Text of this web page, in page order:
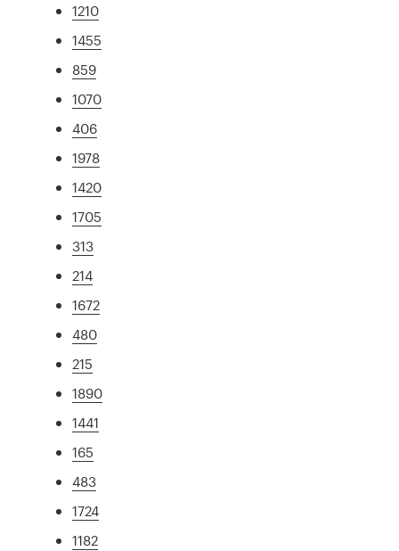
1210
1455
859
1070
406
1978
1420
1705
313
214
1672
480
215
1890
1441
165
483
1724
1182